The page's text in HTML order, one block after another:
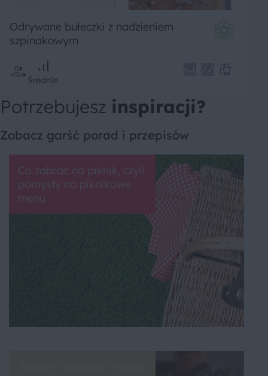
Odrywane bułeczki z nadzieniem
szpinakowym
Średnie
Potrzebujesz inspiracji?
Zobacz garść porad i przepisów
Co zabrać na piknik, czyli
pomysły na piknikowe
menu